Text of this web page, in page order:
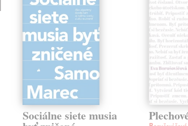
Sociálne siete musia